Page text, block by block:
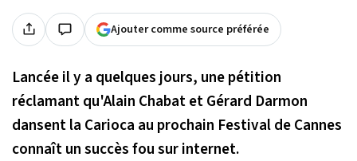
Ajouter comme source préférée
Lancée il y a quelques jours, une pétition
réclamant qu'Alain Chabat et Gérard Darmon
dansent la Carioca au prochain Festival de Cannes
connaît un succès fou sur internet.